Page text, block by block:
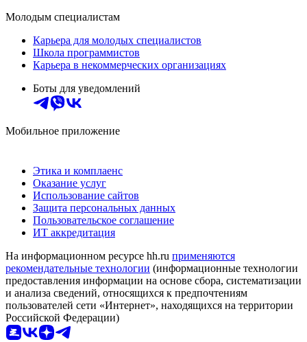
Молодым специалистам
Карьера для молодых специалистов
Школа программистов
Карьера в некоммерческих организациях
Боты для уведомлений
Мобильное приложение
Этика и комплаенс
Оказание услуг
Использование сайтов
Защита персональных данных
Пользовательское соглашение
ИТ аккредитация
На информационном ресурсе hh.ru применяются
рекомендательные технологии (информационные технологии
предоставления информации на основе сбора, систематизации
и анализа сведений, относящихся к предпочтениям
пользователей сети «Интернет», находящихся на территории
Российской Федерации)